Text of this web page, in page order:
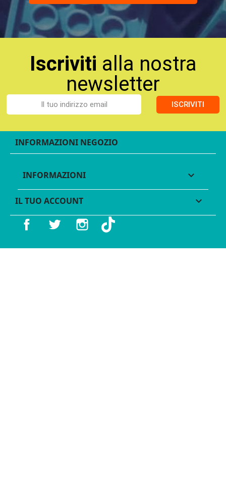
Iscriviti alla nostra
newsletter
ISCRIVITI
INFORMAZIONI NEGOZIO
INFORMAZIONI 
IL TUO ACCOUNT 
Facebook Twitter Instagram